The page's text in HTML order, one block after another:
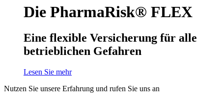
Die PharmaRisk® FLEX
Eine flexible Versicherung für alle
betrieblichen Gefahren
Lesen Sie mehr
Nutzen Sie unsere Erfahrung und rufen Sie uns an